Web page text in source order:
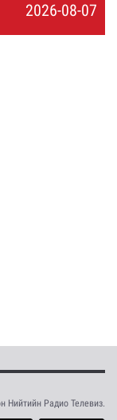
2026-08-07
Нийтийн Радио Телевиз.